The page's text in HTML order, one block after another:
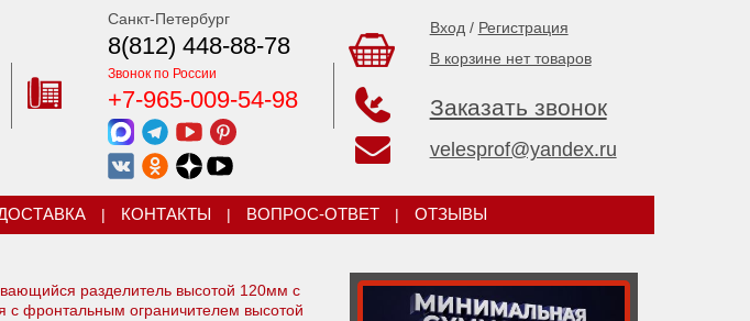
Санкт-Петербург
8(812) 448-88-78
Звонок по России
+7-965-009-54-98
Вход / Регистрация
В корзине нет товаров
Заказать звонок
velesprof@yandex.ru
| КОНТАКТЫ | ВОПРОС-ОТВЕТ | ОТЗЫВЫ
разделитель высотой 120мм c
фронтальным ограничителем высотой